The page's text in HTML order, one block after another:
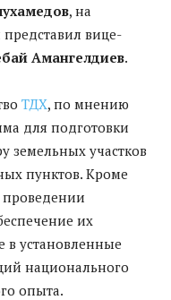
, на
вице-
Амангелдиев.
ТДХ, по мнению
для подготовки
земельных участков
пунктов. Кроме
их
в установленные
национального
опыта.